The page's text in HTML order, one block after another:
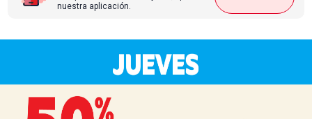
nuestra aplicación.